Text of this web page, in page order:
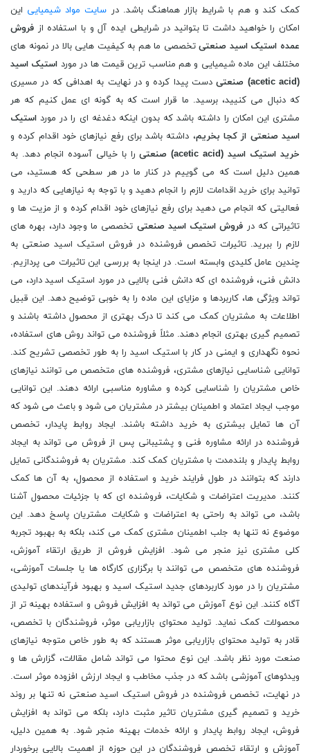
کمک کند و هم با شرایط بازار هماهنگ باشد. در سایت مواد شیمیایی این
امکان را خواهید داشت تا بتوانید در شرایطی ایده آل و با استفاده از فروش
عمده استیک اسید صنعتیتخصصی ما هم به کیفیت هایی بالا در نمونه های
مختلف این ماده شیمیایی و هم مناسب ترین قیمت ها در مورد استیک اسید
(
acetic acid) صنعتی دست پیدا کرده و در نهایت به اهدافی که در مسیری
که دنبال می کنیید، برسید. ما قرار است که به گونه ای عمل کنیم که هر
مشتری این امکان را داشته باشد که بدون اینکه دغدغه ای را در مورد استیک
اسید صنعتی از کجا بخریم، داشته باشد برای رفع نیازهای خود اقدام کرده و
خرید استیک اسید (acetic acid) صنعتیرا با خیالی آسوده انجام دهد. به
همین دلیل است که می گوییم در کنار ما در هر سطحی که هستید، می
توانید برای خرید اقدامات لازم را انجام دهید و با توجه به نیازهایی که دارید و
فعالیتی که انجام می دهید برای رفع نیازهای خود اقدام کرده و از مزیت ها و
تاثیراتی که در فروش استیک اسید صنعتی تخصصی ما وجود دارد، بهره های
لازم را ببرید. تاثیرات تخصص فروشنده در فروش استیک اسید صنعتی به
چندین عامل کلیدی وابسته است. در اینجا به بررسی این تاثیرات می پردازیم.
دانش فنی، فروشنده ای که دانش فنی بالایی در مورد استیک اسید دارد، می
تواند ویژگی ها، کاربردها و مزایای این ماده را به خوبی توضیح دهد. این قبیل
اطلاعات به مشتریان کمک می کند تا درک بهتری از محصول داشته باشند و
تصمیم گیری بهتری انجام دهند. مثلاً فروشنده می تواند روش های استفاده،
نحوه نگهداری و ایمنی در کار با استیک اسید را به طور تخصصی تشریح کند.
توانایی شناسایی نیازهای مشتری، فروشنده های متخصص می توانند نیازهای
خاص مشتریان را شناسایی کرده و مشاوره مناسبی ارائه دهند. این توانایی
موجب ایجاد اعتماد و اطمینان بیشتر در مشتریان می شود و باعث می شود که
آن ها تمایل بیشتری به خرید داشته باشند. ایجاد روابط پایدار، تخصص
فروشنده در ارائه مشاوره فنی و پشتیبانی پس از فروش می تواند به ایجاد
روابط پایدار و بلندمدت با مشتریان کمک کند. مشتریان به فروشندگانی تمایل
دارند که بتوانند در طول فرایند خرید و استفاده از محصول، به آن ها کمک
کنند. مدیریت اعتراضات و شکایات، فروشنده ای که با جزئیات محصول آشنا
باشد، می تواند به راحتی به اعتراضات و شکایات مشتریان پاسخ دهد. این
موضوع نه تنها به جلب اطمینان مشتری کمک می کند، بلکه به بهبود تجربه
کلی مشتری نیز منجر می شود. افزایش فروش از طریق ارتقاء آموزش،
فروشنده های متخصص می توانند با برگزاری کارگاه ها یا جلسات آموزشی،
مشتریان را در مورد کاربردهای جدید استیک اسید و بهبود فرآیندهای تولیدی
آگاه کنند. این نوع آموزش می تواند به افزایش فروش و استفاده بهینه تر از
محصولات کمک نماید. تولید محتوای بازاریابی موثر، فروشندگان با تخصص،
قادر به تولید محتوای بازاریابی موثر هستند که به طور خاص متوجه نیازهای
صنعت مورد نظر باشد. این نوع محتوا می تواند شامل مقالات، گزارش ها و
ویدئوهای آموزشی باشد که در جذب مخاطب و ایجاد ارزش افزوده موثر است.
در نهایت، تخصص فروشنده در فروش استیک اسید صنعتی نه تنها بر روند
خرید و تصمیم گیری مشتریان تاثیر مثبت دارد، بلکه می تواند به افزایش
فروش، ایجاد روابط پایدار و ارائه خدمات بهینه منجر شود. به همین دلیل،
آموزش و ارتقاء تخصص فروشندگان در این حوزه از اهمیت بالایی برخوردار